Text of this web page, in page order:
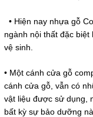
• Hiện nay nhựa gỗ
ngành nội thất đặc
vệ sinh.
• Một cánh cửa gỗ
cánh cửa gỗ, vẫn có
vật liệu được sử dụng,
bất kỳ sự bảo dưỡng